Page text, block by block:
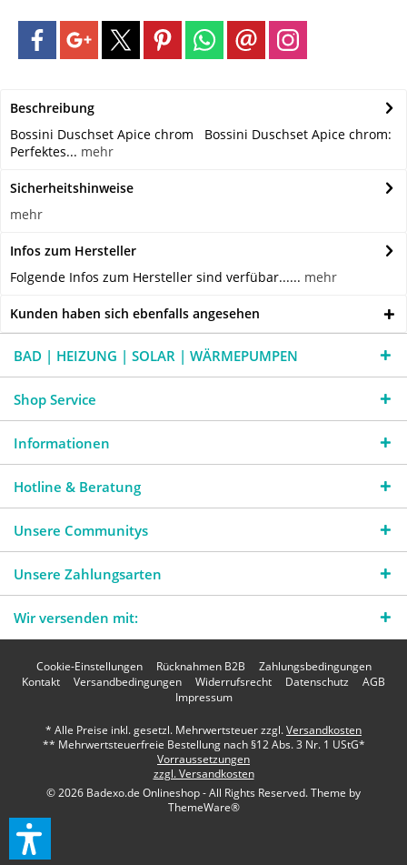
Beschreibung
Bossini Duschset Apice chrom Bossini Duschset Apice chrom:
Perfektes... mehr
Sicherheitshinweise
mehr
Infos zum Hersteller
Folgende Infos zum Hersteller sind verfübar...... mehr
Kunden haben sich ebenfalls angesehen
BAD | HEIZUNG | SOLAR | WÄRMEPUMPEN
Shop Service
Informationen
Hotline & Beratung
Unsere Communitys
Unsere Zahlungsarten
Wir versenden mit:
Cookie-Einstellungen Rücknahmen B2B
Zahlungsbedingungen
Kontakt
Versandbedingungen Widerrufsrecht Datenschutz
AGB
Impressum
* Alle Preise inkl. gesetzl. Mehrwertsteuer zzgl.Versandkosten
** Mehrwertsteuerfreie Bestellung nach §12 Abs. 3 Nr. 1 UStG*
Vorraussetzungen
zzgl. Versandkosten
© 2026 Badexo.de Onlineshop - All Rights Reserved. Theme by
ThemeWare®